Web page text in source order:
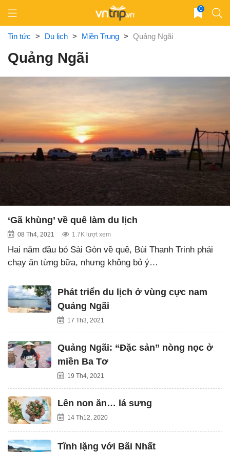
content
0
Tin tức > Du lịch > Miền Trung > Quảng Ngãi
Quảng Ngãi
‘Gã khùng’ về quê làm du lịch
08 Th4, 2021 1.7K lượt xem
Hai năm đầu bỏ Sài Gòn về quê, Bùi Thanh Trinh phải
chạy ăn từng bữa, nhưng không bỏ ý…
Phát triển du lịch ở vùng cực nam
Quảng Ngãi
17 Th3, 2021
Quảng Ngãi: “Đặc sản” nòng nọc ở
miền Ba Tơ
19 Th4, 2021
Lên non ăn… lá sưng
14 Th12, 2020
Tĩnh lặng với Bãi Nhất